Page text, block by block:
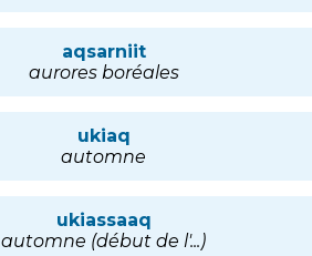
aqsarniit
aurores boréales
ukiaq
automne
ukiassaaq
automne (début de l'...)